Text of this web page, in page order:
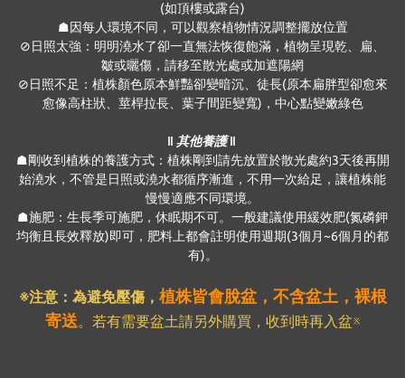
(如頂樓或露台)
☗因每人環境不同，可以觀察植物情況調整擺放位置
⊘日照太強：明明澆水了卻一直無法恢復飽滿，植物呈現乾、扁、
皺或曬傷，請移至散光處或加遮陽網
⊘日照不足：植株顏色原本鮮豔卻變暗沉、徒長(原本扁胖型卻愈來
愈像高柱狀、莖桿拉長、葉子間距變寬)，中心點變嫩綠色
‖ 其他養護 ‖
☗剛收到植株的養護方式：植株剛到請先放置於散光處約3天後再開
始澆水，不管是日照或澆水都循序漸進，不用一次給足，讓植株能
慢慢適應不同環境。
☗施肥：生長季可施肥，休眠期不可。一般建議使用緩效肥(氮磷鉀
均衡且長效釋放)即可，肥料上都會註明使用週期(3個月~6個月的都
有)。
※注意：為避免壓傷， 植株皆會脫盆，不含盆土，裸根
寄送。若有需要盆土請另外購買，收到時再入盆※